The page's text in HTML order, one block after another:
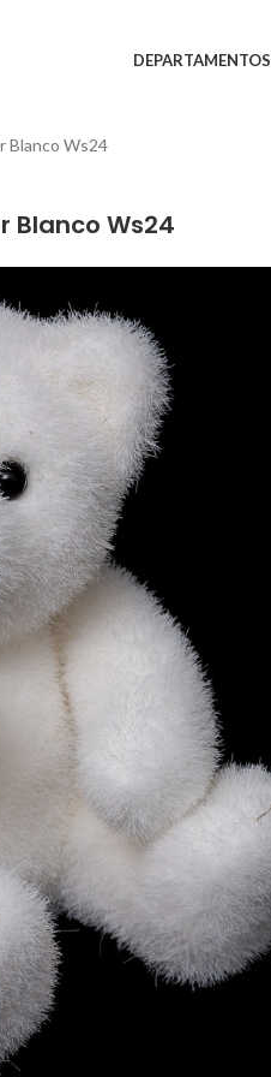
DEPARTAMENTOS
Blanco Ws24
Blanco Ws24